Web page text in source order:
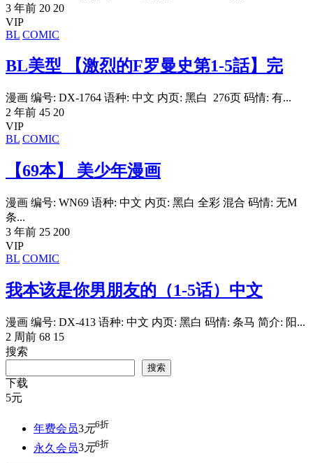
3 年前 20 20
VIP
BL COMIC
BL美型 【激烈的F罗曼史第1-5話】完
漫画 编号: DX-1764 语种: 中文 内页: 黑白 276页 码情: 有...
2 年前 45 20
VIP
BL COMIC
【69本】 美少年漫画
漫画 编号: WN69 语种: 中文 内页: 黑白 全彩 混合 码情: 无M
条...
3 年前 25 200
VIP
BL COMIC
我本该是你男朋友的（1-5话）中文
漫画 编号: DX-413 语种: 中文 内页: 黑白 码情: 条马 简介: 阳...
2 周前 68 15
搜索
搜索
下载
5元
年费会员3元6折
永久会员3元6折